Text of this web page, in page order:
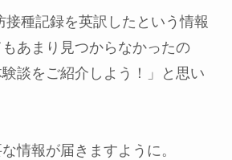
接種記録を英訳したという情報
あまり見つからなかったの
談をご紹介しよう！」と思い
情報が届きますように。